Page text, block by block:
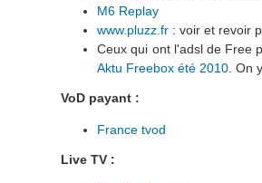
M6 Replay
www.pluzz.fr : voir et revoir
Ceux qui ont l'adsl de Free
Aktu Freebox été 2010 .
VoD payant :
France tvod
Live TV :